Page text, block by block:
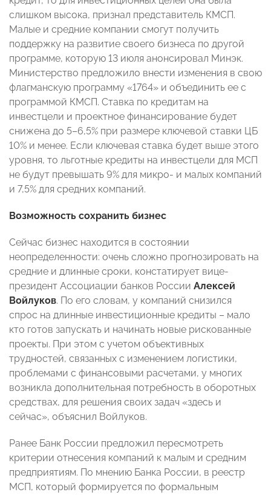
слишком высока, признал представитель КМСП.
Малые и средние компании смогут получить
поддержку на развитие своего бизнеса по другой
программе, которую 13 июля анонсировал Минэк.
Министерство предложило внести изменения в свою
флагманскую программу «1764» и объединить ее с
программой КМСП. Ставка по кредитам на
инвестцели и проектное финансирование будет
снижена до 5–6,5% при размере ключевой ставки ЦБ
10% и менее. Если ключевая ставка будет выше этого
уровня, то льготные кредиты на инвестцели для МСП
не будут превышать 9% для микро- и малых компаний
и 7,5% для средних компаний.
Возможность сохранить бизнес
Сейчас бизнес находится в состоянии
неопределенности: очень сложно прогнозировать на
средние и длинные сроки, констатирует вице-
президент Ассоциации банков России Алексей
Войлуков. По его словам, у компаний снизился
спрос на длинные инвестиционные кредиты – мало
кто готов запускать и начинать новые рискованные
проекты. При этом с учетом объективных
трудностей, связанных с изменением логистики,
проблемами с финансовыми расчетами, у многих
возникла дополнительная потребность в оборотных
средствах, для решения своих задач «здесь и
сейчас», объяснил Войлуков.
Ранее Банк России предложил пересмотреть
критерии отнесения компаний к малым и средним
предприятиям. По мнению Банка России, в реестр
МСП, который формируется по формальным